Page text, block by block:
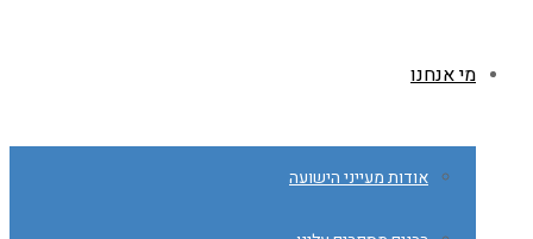
מי אנחנו
אודות מעייני הישועה